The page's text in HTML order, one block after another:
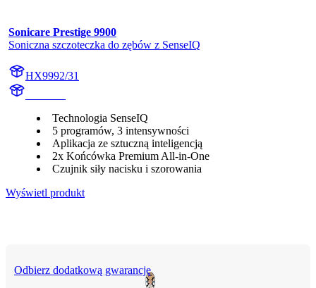
Sonicare Prestige 9900
Soniczna szczoteczka do zębów z SenseIQ
HX9992/31
Technologia SenseIQ
5 programów, 3 intensywności
Aplikacja ze sztuczną inteligencją
2x Końcówka Premium All-in-One
Czujnik siły nacisku i szorowania
Wyświetl produkt
Odbierz dodatkową gwarancję